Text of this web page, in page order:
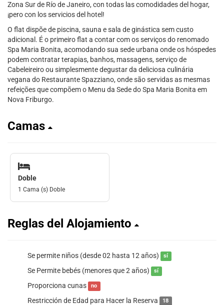
Zona Sur de Río de Janeiro, con todas las comodidades del hogar,
¡pero con los servicios del hotel!
O flat dispõe de piscina, sauna e sala de ginástica sem custo
adicional. É o primeiro flat a contar com os serviços do renomado
Spa Maria Bonita, acomodando sua sede urbana onde os hóspedes
podem contratar terapias, banhos, massagens, serviço de
Cabeleireiro ou simplesmente degustar da deliciosa culinária
vegana do Restaurante Spazziano, onde são servidas as mesmas
refeições que compõem o Menu da Sede do Spa Maria Bonita em
Nova Friburgo.
Camas
Doble
1 Cama (s) Doble
Reglas del Alojamiento
Se permite niños (desde 02 hasta 12 años) sí
Se Permite bebés (menores que 2 años) sí
Proporciona cunas no
Restricción de Edad para Hacer la Reserva 18